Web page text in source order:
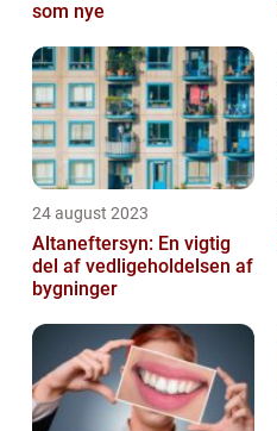
som nye
24 august 2023
Altaneftersyn: En vigtig
del af vedligeholdelsen af
bygninger